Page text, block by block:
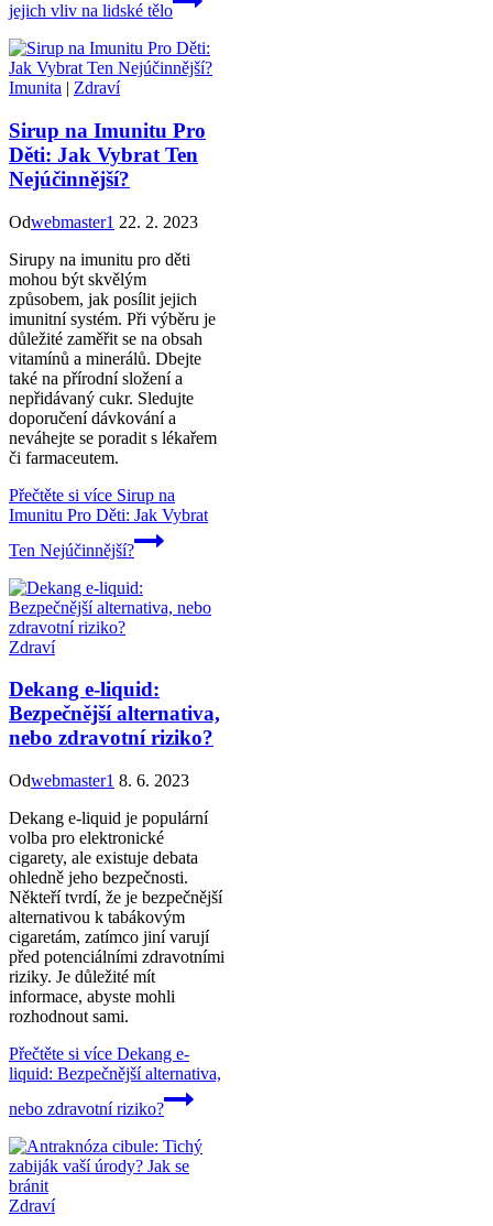
jejich vliv na lidské tělo
Imunita | Zdraví
Sirup na Imunitu Pro
Děti: Jak Vybrat Ten
Nejúčinnější?
Odwebmaster1 22. 2. 2023
Sirupy na imunitu pro děti
mohou být skvělým
způsobem, jak posílit jejich
imunitní systém. Při výběru je
důležité zaměřit se na obsah
vitamínů a minerálů. Dbejte
také na přírodní složení a
nepřidávaný cukr. Sledujte
doporučení dávkování a
neváhejte se poradit s lékařem
či farmaceutem.
Přečtěte si více Sirup na
Imunitu Pro Děti: Jak Vybrat
Ten Nejúčinnější?
Zdraví
Dekang e-liquid:
Bezpečnější alternativa,
nebo zdravotní riziko?
Odwebmaster1 8. 6. 2023
Dekang e-liquid je populární
volba pro elektronické
cigarety, ale existuje debata
ohledně jeho bezpečnosti.
Někteří tvrdí, že je bezpečnější
alternativou k tabákovým
cigaretám, zatímco jiní varují
před potenciálními zdravotními
riziky. Je důležité mít
informace, abyste mohli
rozhodnout sami.
Přečtěte si více Dekang e-
liquid: Bezpečnější alternativa,
nebo zdravotní riziko?
Zdraví